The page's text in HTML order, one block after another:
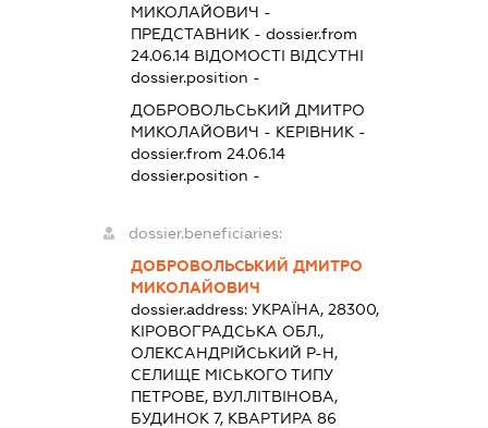
МИКОЛАЙОВИЧ -
ПРЕДСТАВНИК - dossier.from
24.06.14ВІДОМОСТІ ВІДСУТНІ
dossier.position -
ДОБРОВОЛЬСЬКИЙ ДМИТРО
МИКОЛАЙОВИЧ - КЕРІВНИК -
dossier.from 24.06.14
dossier.position -
dossier.beneficiaries:
ДОБРОВОЛЬСЬКИЙ ДМИТРО
МИКОЛАЙОВИЧ
dossier.address: УКРАЇНА, 28300,
КІРОВОГРАДСЬКА ОБЛ.,
ОЛЕКСАНДРІЙСЬКИЙ Р-Н,
СЕЛИЩЕ МІСЬКОГО ТИПУ
ПЕТРОВЕ, ВУЛ.ЛІТВІНОВА,
БУДИНОК 7, КВАРТИРА 86